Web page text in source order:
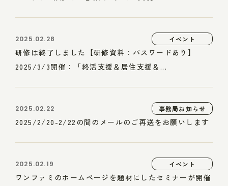
2025.02.28 イベント
研修は終了しました【研修資料：パスワードあり】
2025/3/3開催：「終活支援＆居住支援＆...
2025.02.22 事務局お知らせ
2025/2/20-2/22の間のメールのご再送をお願いします
2025.02.19 イベント
ワンファミのホームページを題材にしたセミナーが開催